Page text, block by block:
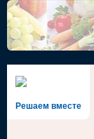
Решаем вместе